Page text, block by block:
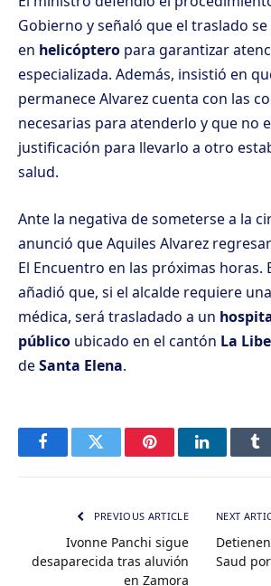
Gobierno y señaló que el traslado
en helicóptero para garantizar
especializada. Además, insistió en
permanece Alvarez cuenta con las
necesarias para atenderlo y que no
justificación para llevarlo a otro
salud.
Ante la negativa de someterse a la
anunció queAquiles Alvarez
El Encuentro en las próximas horas.
añadió que, si el alcalde requiere
médica, será trasladado a un
público ubicado en el cantón La
deSanta Elena.
FacebookTwitter PinterestLinkedIn
PREVIOUS ARTICLE
Ivonne Panchi sigue
desaparecida tras aluvión
en Zamora
NEXT
Saud